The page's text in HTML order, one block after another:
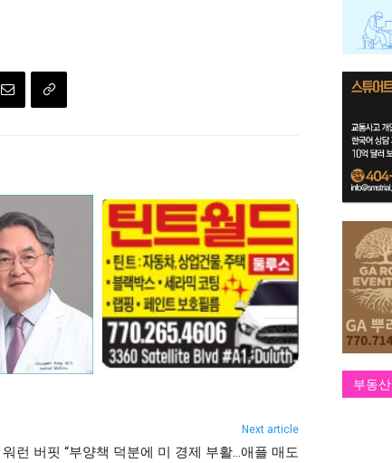
Next article
워런 버핏 “부양책 덕분에 미 경제 부활…애플 매도
부동산